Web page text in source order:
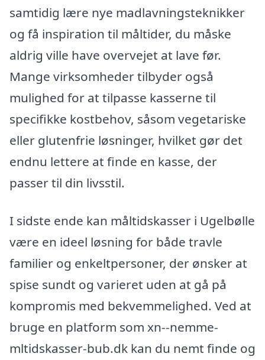
samtidig lære nye madlavningsteknikker
og få inspiration til måltider, du måske
aldrig ville have overvejet at lave før.
Mange virksomheder tilbyder også
mulighed for at tilpasse kasserne til
specifikke kostbehov, såsom vegetariske
eller glutenfrie løsninger, hvilket gør det
endnu lettere at finde en kasse, der
passer til din livsstil.
I sidste ende kan måltidskasser i Ugelbølle
være en ideel løsning for både travle
familier og enkeltpersoner, der ønsker at
spise sundt og varieret uden at gå på
kompromis med bekvemmelighed. Ved at
bruge en platform som xn--nemme-
mltidskasser-bub.dk kan du nemt finde og